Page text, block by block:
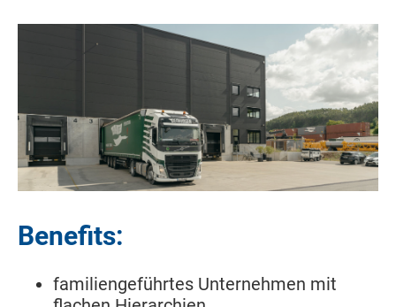
Benefits:
familiengeführtes Unternehmen mit